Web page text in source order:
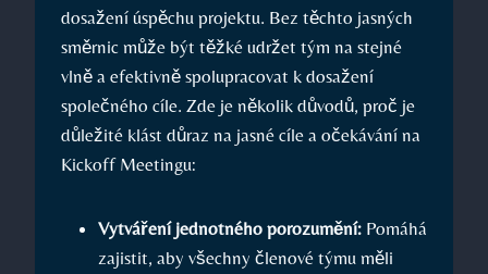
dosažení úspěchu projektu. Bez těchto jasných
směrnic může být těžké udržet tým na stejné
vlně a efektivně spolupracovat k dosažení
společného cíle. Zde je několik důvodů, proč je
důležité klást důraz na jasné cíle a očekávání na
Kickoff Meetingu:
Vytváření jednotného porozumění: Pomáhá
zajistit, aby všechny členové týmu měli